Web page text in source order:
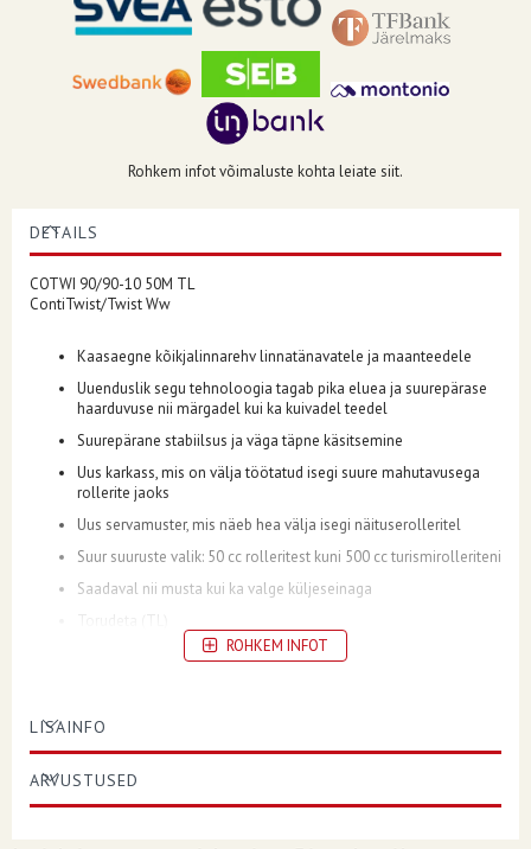
Rohkem infot võimaluste kohta leiate siit.
DETAILS
COTWI 90/90-10 50M TL
ContiTwist/Twist Ww
Kaasaegne kõikjalinnarehv linnatänavatele ja maanteedele
Uuenduslik segu tehnoloogia tagab pika eluea ja suurepärase
haarduvuse nii märgadel kui ka kuivadel teedel
Suurepärane stabiilsus ja väga täpne käsitsemine
Uus karkass, mis on välja töötatud isegi suure mahutavusega
rollerite jaoks
Uus servamuster, mis näeb hea välja isegi näituserolleritel
Suur suuruste valik: 50 cc rolleritest kuni 500 cc turismirolleriteni
Saadaval nii musta kui ka valge küljeseinaga
ASPEKTI SUHE
90
ROHKEM INFOT
LISAINFO
ARVUSTUSED